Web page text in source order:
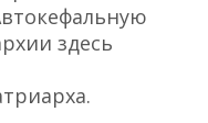
здесь